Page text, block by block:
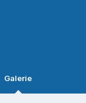
Galerie